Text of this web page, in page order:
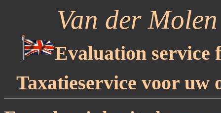
Van der
Evaluation service
Taxatieservice voor uw